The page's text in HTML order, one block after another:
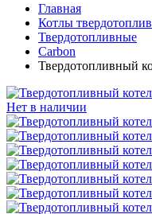
Главная
Котлы
Твердотопливные
Сarbon
Твердотопливный
Нет в наличии